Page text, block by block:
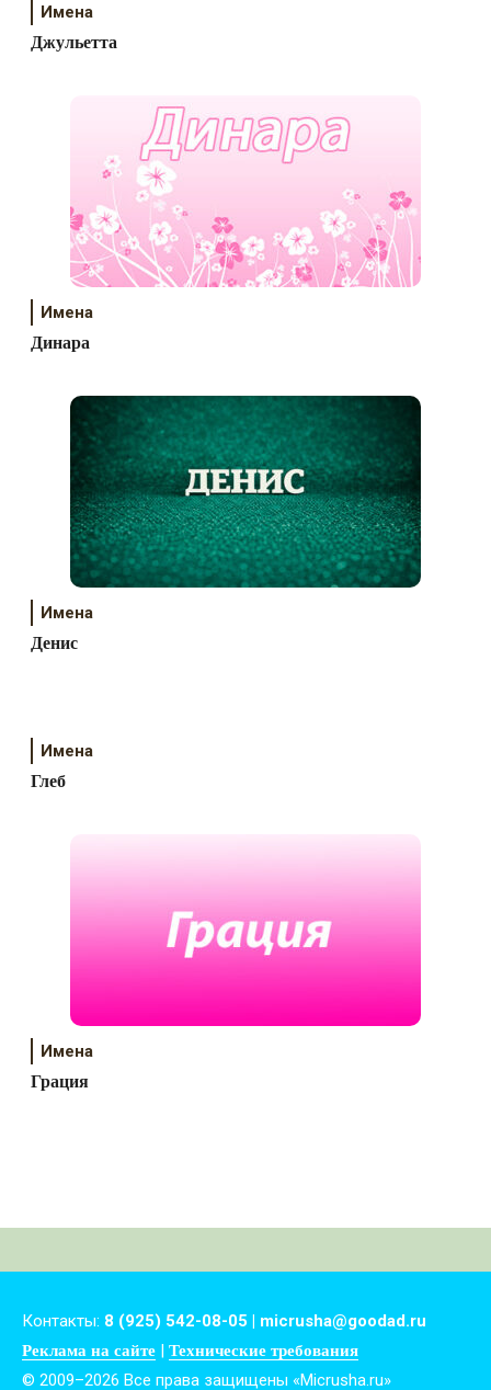
Имена
Джульетта
Имена
Динара
Имена
Денис
Имена
Глеб
Имена
Грация
Контакты: 8 (925) 542-08-05 | micrusha@goodad.ru
Реклама на сайте | Технические требования
© 2009–2026 Все права защищены «Micrusha.ru»